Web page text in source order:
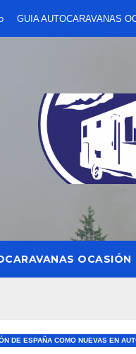
GUIA AUTOCARAVANAS
OCASIÓN
DE ESPAÑA COMO NUEVAS EN